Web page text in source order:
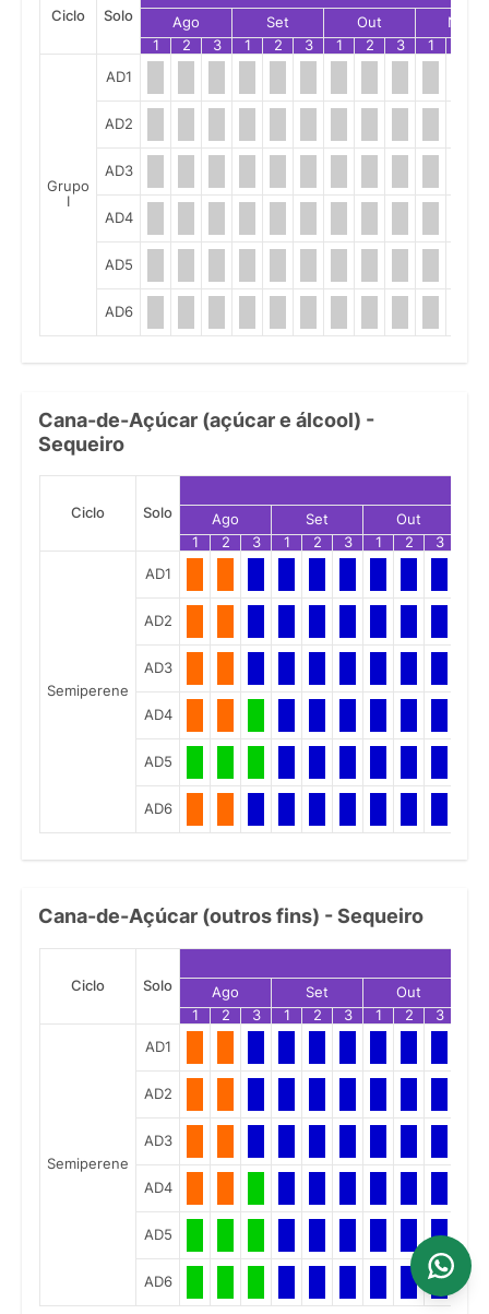
Ciclo Solo Ago Set Out
Nov
1
2 3 1 2 3 1 2 3 1
Grupo
I
AD1
AD2
AD3
AD4
AD5
AD6
Cana-de-Açúcar (açúcar e álcool) -
Sequeiro
Ciclo Solo Ago Set Out
1
2 3 1 2 3 1 2 3
Semiperene
AD1
AD2
AD3
AD4
AD5
AD6
Cana-de-Açúcar (outros fins) - Sequeiro
Ciclo Solo Ago Set Out
1
2 3 1 2 3 1 2 3
Semiperene
AD1
AD2
AD3
AD4
AD5
AD6